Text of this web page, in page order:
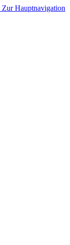
Zur Hauptnavigation